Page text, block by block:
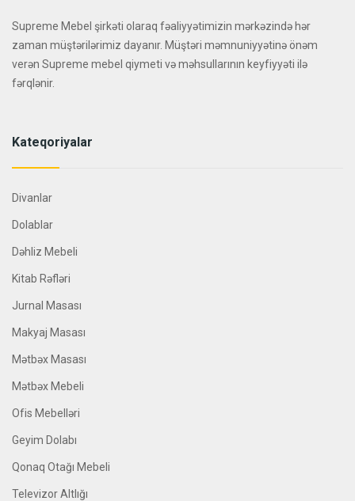
Supreme Mebel şirkəti olaraq fəaliyyətimizin mərkəzində hər
zaman müştərilərimiz dayanır. Müştəri məmnuniyyətinə önəm
verən Supreme mebel qiymeti və məhsullarının keyfiyyəti ilə
fərqlənir.
Kateqoriyalar
Divanlar
Dolablar
Dəhliz Mebeli
Kitab Rəfləri
Jurnal Masası
Makyaj Masası
Mətbəx Masası
Mətbəx Mebeli
Ofis Mebelləri
Geyim Dolabı
Qonaq Otağı Mebeli
Televizor Altlığı